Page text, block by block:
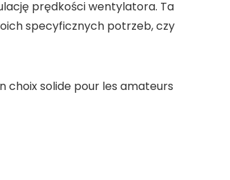
prędkości wentylatora. Ta
specyficznych potrzeb, czy
choix solide pour les amateurs